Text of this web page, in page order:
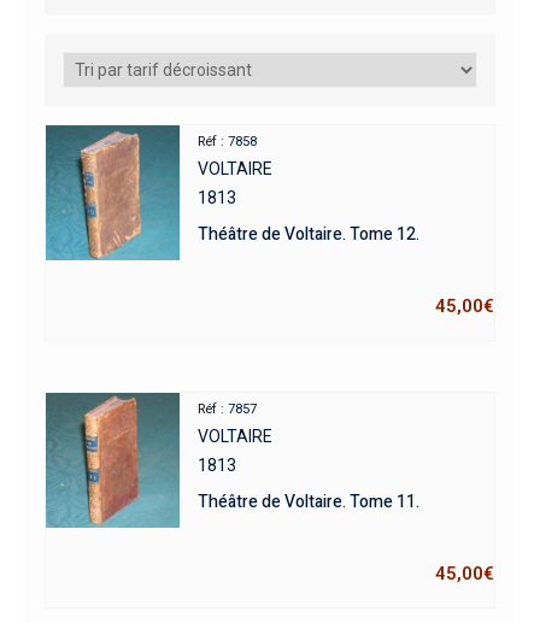
Réf : 7858
VOLTAIRE
1813
Théâtre de Voltaire. Tome 12.
45,00€
Réf : 7857
VOLTAIRE
1813
Théâtre de Voltaire. Tome 11.
45,00€